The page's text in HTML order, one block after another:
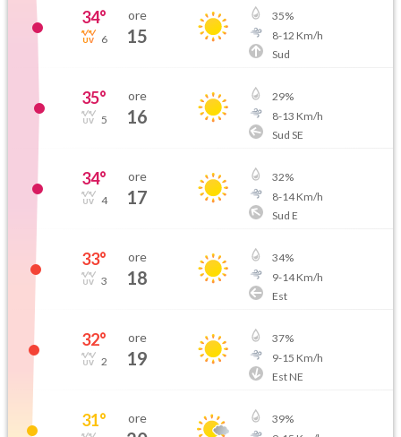
34°
6
ore
15
35%
8-12 Km/h
Sud
35°
5
ore
16
29%
8-13 Km/h
Sud SE
34°
4
ore
17
32%
8-14Km/h
Sud E
33°
3
ore
18
34%
9-14Km/h
Est
32°
2
ore
19
37%
9-15 Km/h
Est NE
31° ore 39%